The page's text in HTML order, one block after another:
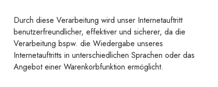
Durch diese Verarbeitung wird unser Internetauftritt
benutzerfreundlicher, effektiver und sicherer, da die
Verarbeitung bspw. die Wiedergabe unseres
Internetauftritts in unterschiedlichen Sprachen oder das
Angebot einer Warenkorbfunktion ermöglicht.